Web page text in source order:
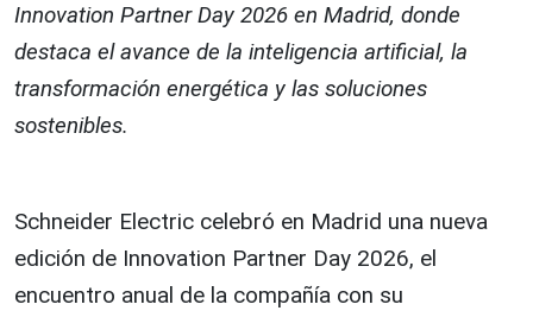
Innovation Partner Day 2026 en Madrid, donde
destaca el avance de la inteligencia artificial, la
transformación energética y las soluciones
sostenibles.
Schneider Electric celebró en Madrid una nueva
edición de Innovation Partner Day 2026, el
encuentro anual de la compañía con su